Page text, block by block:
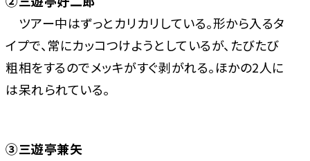
ツアー中はずっとカリカリしている。形から入るタ
イプで、常にカッコつけようとしているが、たびたび
粗相をするのでメッキがすぐ剥がれる。ほかの2人に
は呆れられている。
③三遊亭兼矢